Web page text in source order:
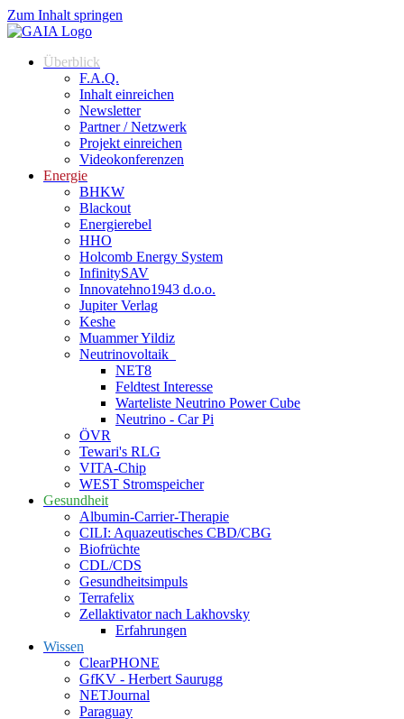
Zum Inhalt springen
Überblick
F.A.Q.
Inhalt einreichen
Newsletter
Partner / Netzwerk
Projekt einreichen
Videokonferenzen
Energie
BHKW
Blackout
Energierebel
HHO
Holcomb Energy System
InfinitySAV
Innovatehno1943 d.o.o.
Jupiter Verlag
Keshe
Muammer Yildiz
Neutrinovoltaik
NET8
Feldtest Interesse
Warteliste Neutrino Power Cube
Neutrino - Car Pi
ÖVR
Tewari's RLG
VITA-Chip
WEST Stromspeicher
Gesundheit
Albumin-Carrier-Therapie
CILI: Aquazeutisches CBD/CBG
Biofrüchte
CDL/CDS
Gesundheitsimpuls
Terrafelix
Zellaktivator nach Lakhovsky
Erfahrungen
Wissen
ClearPHONE
GfKV - Herbert Saurugg
NETJournal
Paraguay